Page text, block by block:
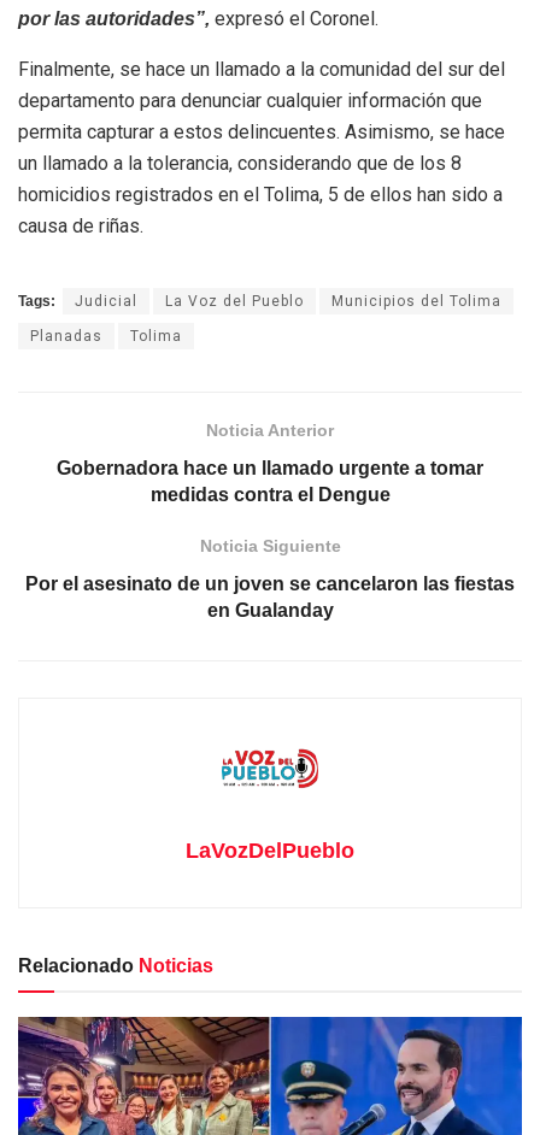
por las autoridades”, expresó el Coronel.
Finalmente, se hace un llamado a la comunidad del sur del
departamento para denunciar cualquier información que
permita capturar a estos delincuentes. Asimismo, se hace
un llamado a la tolerancia, considerando que de los 8
homicidios registrados en el Tolima, 5 de ellos han sido a
causa de riñas.
Tags: Judicial La Voz del Pueblo Municipios del Tolima
Planadas Tolima
Noticia Anterior
Gobernadora hace un llamado urgente a tomar
medidas contra el Dengue
Noticia Siguiente
Por el asesinato de un joven se cancelaron las fiestas
en Gualanday
LaVozDelPueblo
Relacionado Noticias